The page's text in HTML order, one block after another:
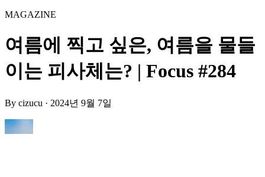
MAGAZINE
여름에 찍고 싶은, 여름을 물들
이는 피사체는? | Focus #284
By cizucu · 2024년 9월 7일